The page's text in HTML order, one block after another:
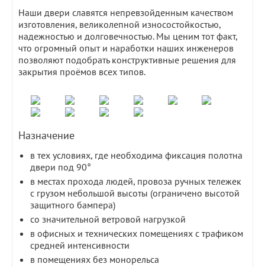
Наши двери славятся непревзойденным качеством
изготовления, великолепной износостойкостью,
надежностью и долговечностью. Мы ценим тот факт,
что огромный опыт и наработки наших инженеров
позволяют подобрать конструктивные решения для
закрытия проёмов всех типов.
Назначение
в тех условиях, где необходима фиксация полотна
двери под 90°
в местах прохода людей, провоза ручных тележек
с грузом небольшой высоты (ограничено высотой
защитного бампера)
со значительной ветровой нагрузкой
в офисных и технических помещениях с трафиком
средней интенсивности
в помещениях без монорельса